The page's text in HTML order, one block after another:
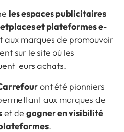
les espaces publicitaires
et plateformes e-
aux marques de promouvoir
sur le site où les
leurs achats.
ont été pionniers
aux marques de
et de gagner en visibilité
.